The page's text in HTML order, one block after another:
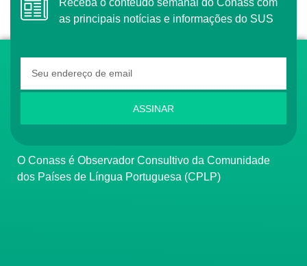
as principais notícias e informações do SUS
ASSINAR
O Conass é Observador Consultivo da Comunidade
dos Países de Língua Portuguesa (CPLP)